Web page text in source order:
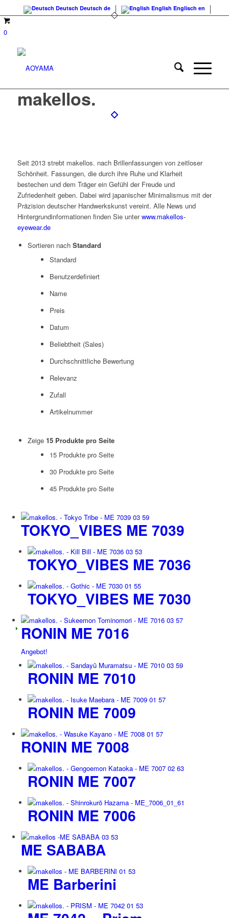
Deutsch Deutsch de English Englisch en
0
makellos.
Seit 2013 strebt makellos. nach Brillenfassungen von zeitloser
Schönheit. Fassungen, die durch ihre Ruhe und Klarheit
bestechen und dem Träger ein Gefühl der Freude und
Zufriedenheit geben. Dabei wird japanischer Minimalismus mit der
Präzision deutscher Handwerkskunst vereint. Alle News und
Hintergrundinformationen finden Sie unterwww.makellos-
eyewear.de
Sortieren nach Standard
Standard
Benutzerdefiniert
Name
Preis
Datum
Beliebtheit (Sales)
Durchschnittliche Bewertung
Relevanz
Zufall
Artikelnummer
Zeige 15 Produkte pro Seite
15 Produkte pro Seite
30 Produkte pro Seite
45 Produkte pro Seite
TOKYO_VIBES ME 7039
TOKYO_VIBES ME 7036
TOKYO_VIBES ME 7030
RONIN ME 7016
Angebot!
RONIN ME 7010
RONIN ME 7009
RONIN ME 7008
RONIN ME 7007
RONIN ME 7006
ME SABABA
ME Barberini